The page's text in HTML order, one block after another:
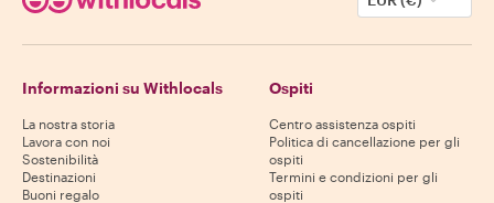
Informazioni su Withlocals
La nostra storia
Lavora con noi
Sostenibilità
Destinazioni
Buoni regalo
Ospiti
Centro assistenza ospiti
Politica di cancellazione per gli
ospiti
Termini e condizioni per gli
ospiti